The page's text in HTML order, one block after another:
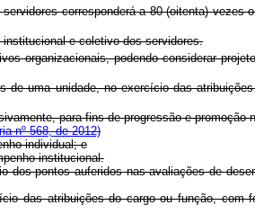
corresponderá a 80 (oitenta)
e coletivo dos servidores.
organizacionais, podendo considerar
uma unidade, no exercício das
para fins de progressão e promoção
nº 568, de 2012)
individual; e
institucional.
pontos auferidos nas avaliações de
das atribuições do cargo ou função,